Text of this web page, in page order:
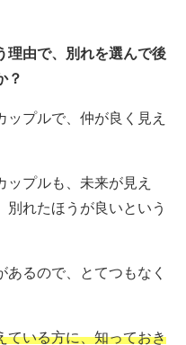
理由で、別れを選んで後
？
ップルで、仲が良く見え
ップルも、未来が見え
別れたほうが良いという
るので、とてつもなく
ている方に、知っておき